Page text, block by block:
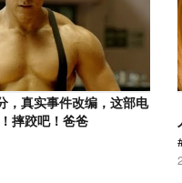
，真实事件改编，这部电
摔跤吧！爸爸